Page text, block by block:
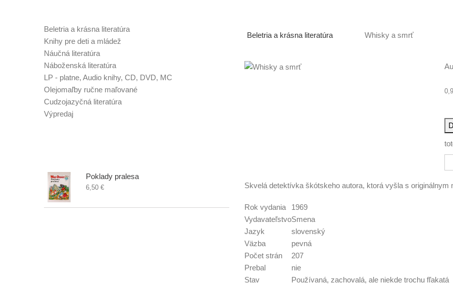
Beletria a krásna literatúra
Knihy pre deti a mládež
Náučná literatúra
Náboženská literatúra
LP - platne, Audio knihy, CD, DVD, MC
Olejomaľby ručne maľované
Cudzojazyčná literatúra
Výpredaj
Poklady pralesa
6,50 €
Beletria a krásna literatúra Whisky a smrť
Skvelá detektívka škótskeho autora, ktorá vyšla s originálnym
Rok vydania
1969
VydavateľstvoSmena
Jazyk
slovenský
Väzba
pevná
Počet strán
207
Prebal
nie
Stav
Používaná, zachovalá, ale niekde trochu fľakatá